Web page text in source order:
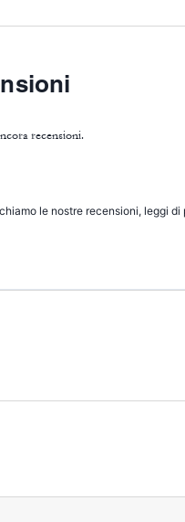
recensioni.
le nostre recensioni, leggi di